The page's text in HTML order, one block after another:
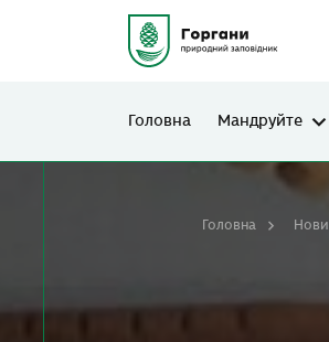
Головна Мандруйте
Головна